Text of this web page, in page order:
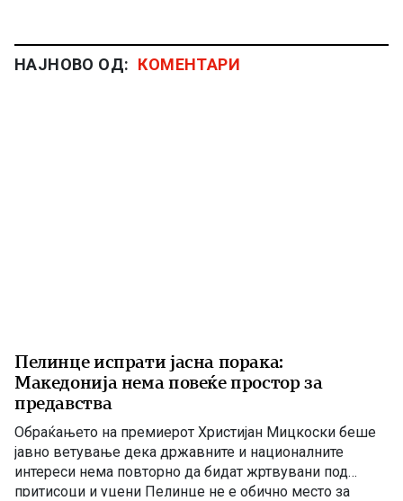
НАЈНОВО ОД: КОМЕНТАРИ
Пелинце испрати јасна порака:
Македонија нема повеќе простор за
предавства
Обраќањето на премиерот Христијан Мицкоски беше
јавно ветување дека државните и националните
интереси нема повторно да бидат жртвувани под
притисоци и уцени Пелинце не е обично место за